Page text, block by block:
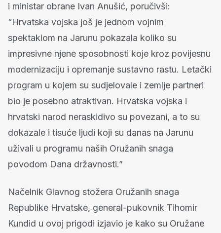
i ministar obrane Ivan Anušić, poručivši:
“Hrvatska vojska još je jednom vojnim
spektaklom na Jarunu pokazala koliko su
impresivne njene sposobnosti koje kroz povijesnu
modernizaciju i opremanje sustavno rastu. Letački
program u kojem su sudjelovale i zemlje partneri
bio je posebno atraktivan. Hrvatska vojska i
hrvatski narod neraskidivo su povezani, a to su
dokazale i tisuće ljudi koji su danas na Jarunu
uživali u programu naših Oružanih snaga
povodom Dana državnosti.”
Načelnik Glavnog stožera Oružanih snaga
Republike Hrvatske, general-pukovnik Tihomir
Kundid u ovoj prigodi izjavio je kako su Oružane